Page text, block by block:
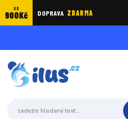
OD
900Kč DOPRAVA ZDARMA